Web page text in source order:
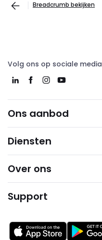
Breadcrumb bekijken
Volg ons op sociale media
Ons aanbod
Diensten
Over ons
Support